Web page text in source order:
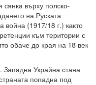
върху полско-
на Руската
война (1917/18 г.) както
към територии с
обаче до края на 18 век
Западна Украйна стана
попадна под